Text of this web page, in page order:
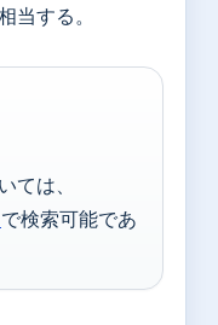
当する。
ては、
で検索可能であ